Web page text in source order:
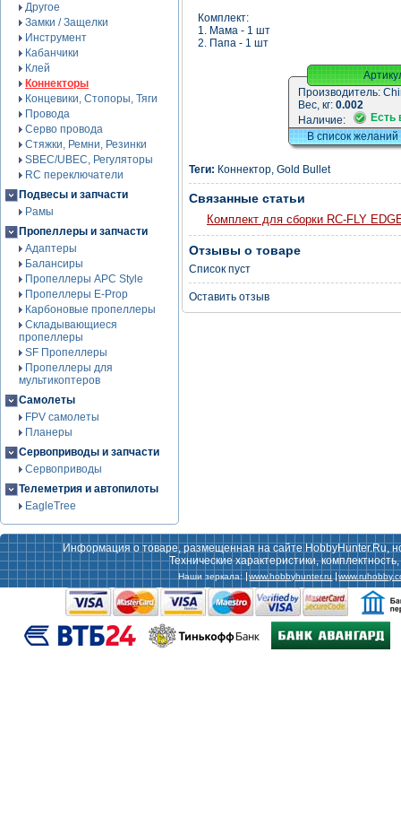
Другое
Замки / Защелки
Инструмент
Кабанчики
Клей
Коннекторы
Концевики, Стопоры, Тяги
Провода
Серво провода
Стяжки, Ремни, Резинки
SBEC/UBEC, Регуляторы
RC переключатели
Подвесы и запчасти
Рамы
Пропеллеры и запчасти
Адаптеры
Балансиры
Пропеллеры APC Style
Пропеллеры E-Prop
Карбоновые пропеллеры
Складывающиеся
пропеллеры
SF Пропеллеры
Пропеллеры для
мультикоптеров
Самолеты
FPV самолеты
Планеры
Сервоприводы и запчасти
Сервоприводы
Телеметрия и автопилоты
EagleTree
Комплект:
1. Мама - 1 шт
2. Папа - 1 шт
Производитель:
Вес, кг: 0.002
Наличие:
Есть
В список желаний
Теги: Коннектор, Gold Bullet
Связанные статьи
Комплект для сборки RC-FLY
Отзывы о товаре
Список пуст
Оставить отзыв
Информация о товаре, размещенная на сайте HobbyHunter.Ru,
Технические характеристики,
Наши зеркала: www.hobbyhunter.ru